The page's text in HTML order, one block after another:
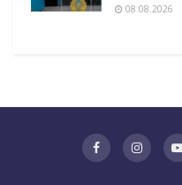
08.08.2026